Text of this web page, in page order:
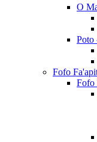
O
Poto
Fofo
Fofo